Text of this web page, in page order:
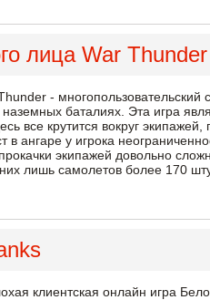
лица War Thunder
- многопользовательский
баталиях. Эта игра
все крутится вокруг экипажей,
ангаре у игрока
экипажей довольно
лишь самолетов более 170
клиентская онлайн игра